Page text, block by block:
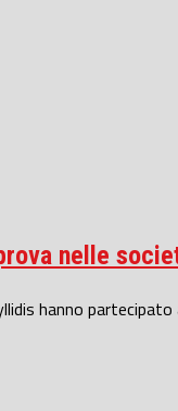
nelle
hanno partecipato